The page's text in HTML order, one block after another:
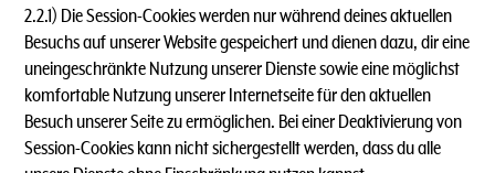
2.2.1) Die Session-Cookies werden nur während deines aktuellen
Besuchs auf unserer Website gespeichert und dienen dazu, dir eine
uneingeschränkte Nutzung unserer Dienste sowie eine möglichst
komfortable Nutzung unserer Internetseite für den aktuellen
Besuch unserer Seite zu ermöglichen. Bei einer Deaktivierung von
Session-Cookies kann nicht sichergestellt werden, dass du alle